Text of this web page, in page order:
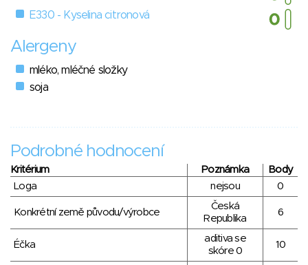
E330 - Kyselina citronová
Alergeny
mléko, mléčné složky
soja
Podrobné hodnocení
Kritérium Poznámka
Body
Loga
nejsou 0
Konkrétní země původu/výrobce
Česká
Republika
6
Éčka
aditiva se
skóre 0
10